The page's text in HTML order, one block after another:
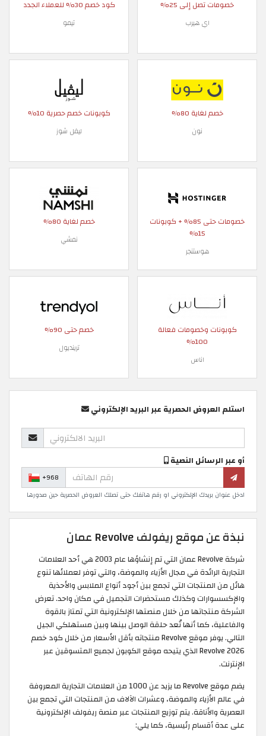
خصومات تصل إلى 25%
اي هيرب
كود خصم 30% للعملاء الجدد
تيمو
خصم لغاية 80%
نون
كوبونات خصم حصرية 10%
ليفل شوز
خصومات حتى 85% + كوبونات
15%
هوستنجر
خصم لغاية 80%
نمشي
كوبونات وخصومات فعالة
100%
اناس
خصم حتى 90%
ترينديول
استلم العروض الحصرية عبر البريد الإلكتروني
أو عبر الرسائل النصية
+968
ادخل عنوان بريدك الإلكتروني او رقم هاتفك حتى تصلك العروض الحصرية حين صدورها
نبذة عن موقع ريفولف Revolve عمان
شركة Revolve عمان التي تم إنشاؤها عام 2003 هي أحد العلامات
التجارية الرائدة في مجال الأزياء والموضة، والتي توفر لعملائها تنوع
هائل من المنتجات التي تجمع بين أجود أنواع الملابس والأحذية
والإكسسوارات وكذلك مستحضرات التجميل في مكان واحد. تعرض
الشركة منتجاتها من خلال منصتها الإلكترونية التي تمتاز بالقوة
والفاعلية، كما أنها تُعد حلقة الوصل بينها وبين مستهلكي الجيل
التالي. يوفر موقع Revolve منتجاته بأقل الأسعار من خلال كود خصم
Revolve 2026 الذي يتيحه موقع الكوبون لجميع المتسوقين عبر
الإنترنت.
يضم موقع Revolve ما يزيد عن 1000 من العلامات التجارية المعروفة
في عالم الأزياء والموضة، وعشرات الآلاف من المنتجات التي تجمع بين
العصرية والأناقة. يتم توزيع المنتجات عبر منصة ريفولف الإلكترونية
على عدة أقسام رئيسية، كما يلي: